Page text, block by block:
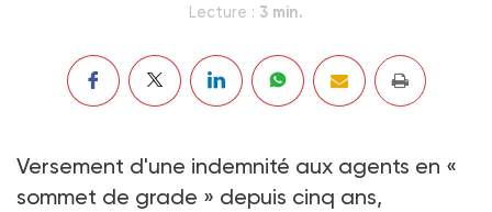
Lecture : 3 min.
Versement d'une indemnité aux agents en «
sommet de grade » depuis cinq ans,